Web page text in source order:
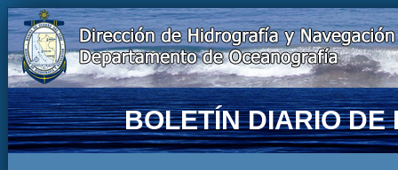
BOLETÍN DIARIO DE